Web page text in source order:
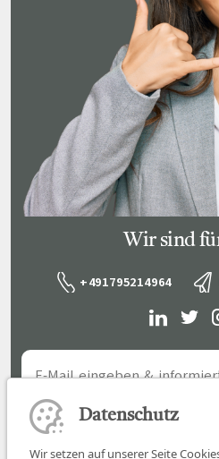
Wir sind
+491795214964
Datenschutz
Wir setzen auf unserer Seite